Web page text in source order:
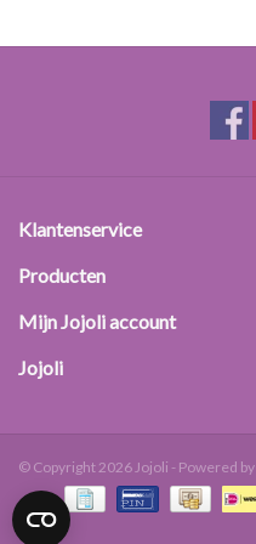
Klantenservice
Producten
Mijn Jojoli account
Jojoli
© Copyright 2026 Jojoli - Powered by